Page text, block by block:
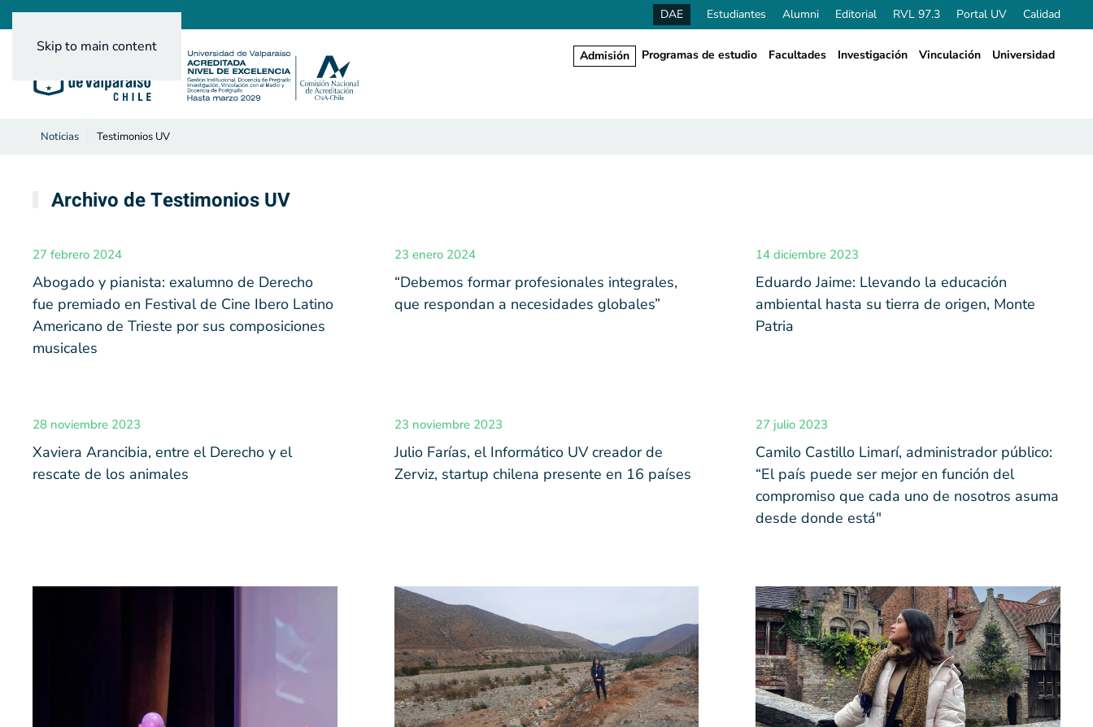
Skip to main content
DAE Estudiantes Alumni Editorial RVL 97.3 Portal UV Calidad
Admisión Programas de estudio Facultades Investigación Vinculación Universidad
Noticias Testimonios UV
Archivo de Testimonios UV
27 febrero 2024
Abogado y pianista: exalumno de Derecho
fue premiado en Festival de Cine Ibero Latino
Americano de Trieste por sus composiciones
musicales
23 enero 2024
“Debemos formar profesionales integrales,
que respondan a necesidades globales”
14 diciembre 2023
Eduardo Jaime: Llevando la educación
ambiental hasta su tierra de origen, Monte
Patria
28 noviembre 2023
Xaviera Arancibia, entre el Derecho y el
rescate de los animales
23 noviembre 2023
Julio Farías, el Informático UV creador de
Zerviz, startup chilena presente en 16 países
27 julio 2023
Camilo Castillo Limarí, administrador público:
“El país puede ser mejor en función del
compromiso que cada uno de nosotros asuma
desde donde está"